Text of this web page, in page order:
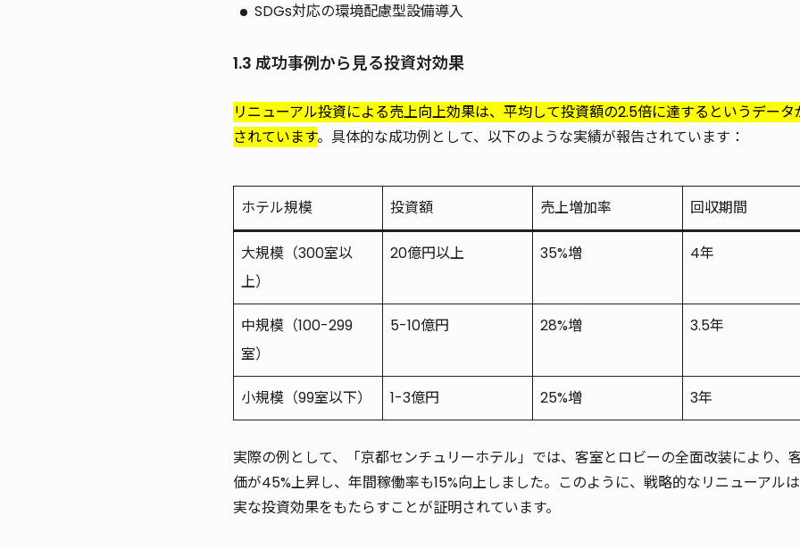
SDGs対応の環境配慮型設備導入
1.3 成功事例から見る投資対効果
リニューアル投資による売上向上効果は、平均して投資額の2.5倍に達するというデータ
されています。具体的な成功例として、以下のような実績が報告されています：
ホテル規模 投資額 売上増加率 回収期間
大規模（300室以
上）
20億円以上 35%増 4年
中規模（100-299
室）
5-10億円 28%増 3.5年
小規模（99室以下） 1-3億円 25%増 3年
実際の例として、「京都センチュリーホテル」では、客室とロビーの全面改装により、
価が45%上昇し、年間稼働率も15%向上しました。このように、戦略的なリニューアル
実な投資効果をもたらすことが証明されています。